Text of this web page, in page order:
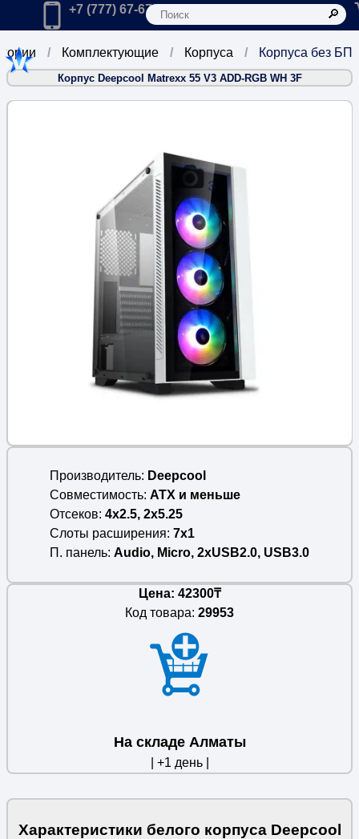
Главная
Позвонить в компанию по телефону:
+7 (777) 67-67-666
Корпуса без БП
Корпуса
Комплектующие
Корпус Deepcool Matrexx 55 V3 ADD-RGB WH 3F
3
Производитель
Deepcool
Совместимость ATX и меньше
Отсеков 4x2.5, 2x5.25
Слоты расширения 7x1
П. панель Audio, Micro, 2xUSB2.0, USB3.0
Цена: 42300₸
Код товара: 29953
На складе Алматы
| +1 день |
Характеристики белого корпуса Deepcool